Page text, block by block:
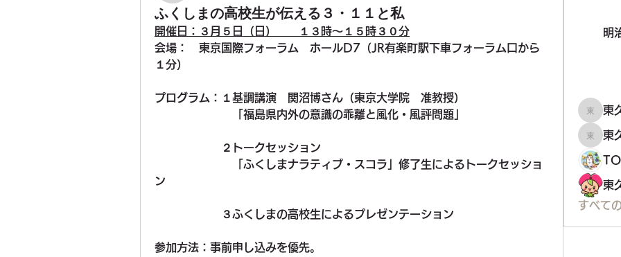
ふくしまの高校生が伝える３・１１と私
開催日：３月５日（日）　　１３時～１５時３０分
会場：　東京国際フォーラム　ホールD7（JR有楽町駅下車フォーラム口から
１分）
プログラム：１基調講演　関沼博さん（東京大学院　准教授）
「福島県内外の意識の乖離と風化・風評問題」
２トークセッション
「ふくしまナラティブ・スコラ」修了生によるトークセッショ
ン
３ふくしまの高校生によるプレゼンテーション
参加方法：事前申し込みを優先。
明
東久留
東
東久留
東
すべて